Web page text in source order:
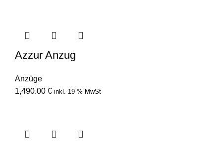
Azzur Anzug
Anzüge
1,490.00 € inkl. 19 % MwSt